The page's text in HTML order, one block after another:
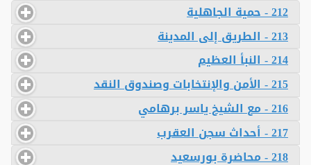
212 - حمية الجاهلية
213 - الطريق إلى المدينة
214 - النبأ العظيم
215 - الأمن والإنتخابات وصندوق النقد
216 - مع الشيخ ياسر برهامي
217 - أحداث سجن العقرب
218 - محاضرة بورسعيد